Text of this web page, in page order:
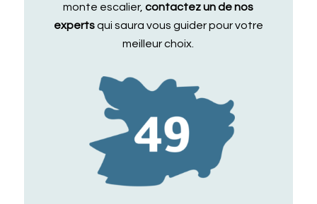
monte escalier,contactez un de nos
expertsqui saura vous guider pour votre
meilleur choix.